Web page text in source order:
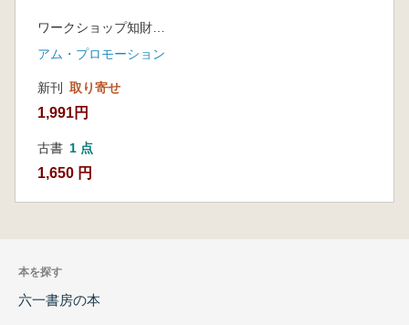
アム・プロモーション
新刊 取り寄せ
1,991円
古書 1 点
1,650 円
本を探す
六一書房の本